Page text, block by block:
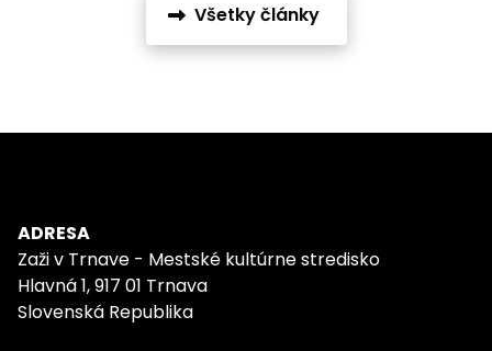
Všetky články
ADRESA
Zaži v Trnave - Mestské kultúrne stredisko
Hlavná 1, 917 01 Trnava
Slovenská Republika